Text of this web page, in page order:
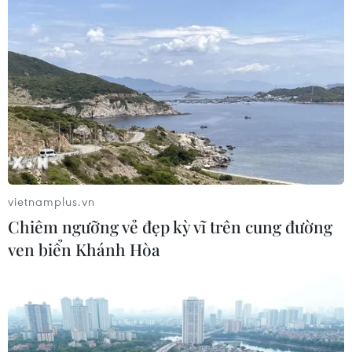
Hơn 100 người thiệt mạng trong mùa
mưa khốc liệt ở Ấn Độ
05/08/2026 09:39
Trung Quốc phóng thành công hai
vệ tinh siêu phổ Đông Phương Huệ
Nhãn
05/08/2026 07:16
Fun Coffee
05/08/2026 06:41
vietnamplus.vn
Chiêm ngưỡng vẻ đẹp kỳ vĩ trên cung đường
ven biển Khánh Hòa